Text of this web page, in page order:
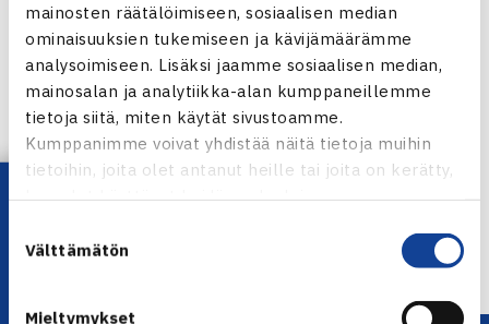
mainosten räätälöimiseen, sosiaalisen median
ominaisuuksien tukemiseen ja kävijämäärämme
analysoimiseen. Lisäksi jaamme sosiaalisen median,
mainosalan ja analytiikka-alan kumppaneillemme
tietoja siitä, miten käytät sivustoamme.
Kumppanimme voivat yhdistää näitä tietoja muihin
tietoihin, joita olet antanut heille tai joita on kerätty,
kun olet käyttänyt heidän palvelujaan.
valinta
Välttämätön
Mieltymykset
Venäjä (karsija) 63 64
Kramforsin juniorien ITF-pistekilpailu
Jaa:
Seuraava uutinen: J.Niemisen taival taittui… →
Lataa OmaTennis!